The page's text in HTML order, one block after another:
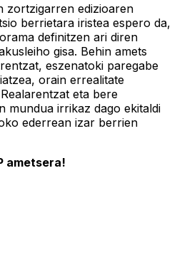
zortzigarren edizioaren
berrietara iristea espero da,
definitzen ari diren
gisa. Behin amets
eszenatoki paregabe
orain errealitate
eta bere
mundua irrikaz dago ekitaldi
ederrean izar berrien
ametsera!